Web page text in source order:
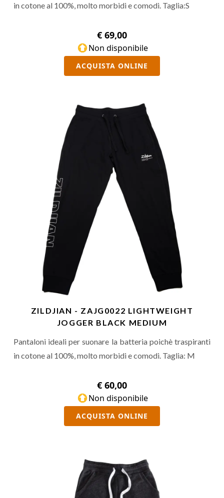
in cotone al 100%, molto morbidi e comodi. Taglia:S
€ 69,00
Non disponibile
ACQUISTA ONLINE
ZILDJIAN - ZAJG0022 LIGHTWEIGHT
JOGGER BLACK MEDIUM
Pantaloni ideali per suonare la batteria poichè traspiranti
in cotone al 100%, molto morbidi e comodi. Taglia: M
€ 60,00
Non disponibile
ACQUISTA ONLINE